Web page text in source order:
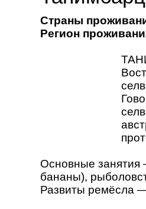
Страны
Регион
Основные занятия
бананы),
Развиты ремёсла —